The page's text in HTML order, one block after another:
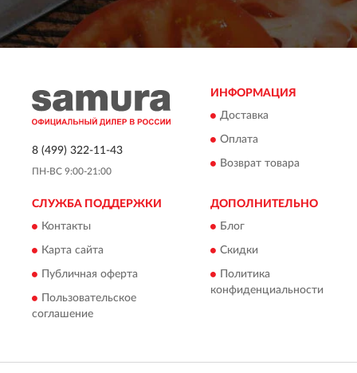
8 (499) 322-11-43
ПН-ВС 9:00-21:00
ИНФОРМАЦИЯ
Доставка
Оплата
Возврат товара
СЛУЖБА ПОДДЕРЖКИ
Контакты
Карта сайта
Публичная оферта
Пользовательское
соглашение
ДОПОЛНИТЕЛЬНО
Блог
Скидки
Политика
конфиденциальности